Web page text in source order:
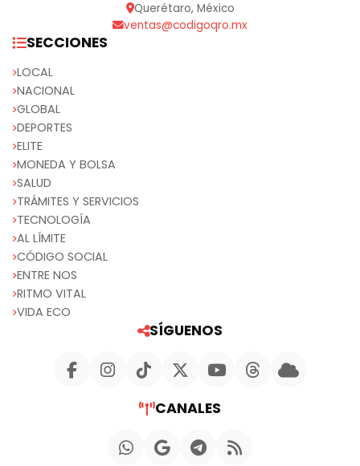
Querétaro, México
ventas@codigoqro.mx
SECCIONES
LOCAL
NACIONAL
GLOBAL
DEPORTES
ELITE
MONEDA Y BOLSA
SALUD
TRÁMITES Y SERVICIOS
TECNOLOGÍA
AL LÍMITE
CÓDIGO SOCIAL
ENTRE NOS
RITMO VITAL
VIDA ECO
SÍGUENOS
CANALES